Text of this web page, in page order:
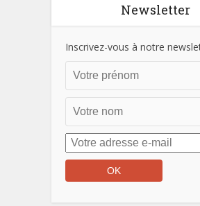
Newsletter
Inscrivez-vous à notre